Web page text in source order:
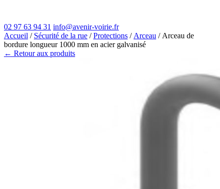
02 97 63 94 31 info@avenir-voirie.fr
Accueil / Sécurité de la rue /Protections / Arceau / Arceau de
bordure longueur 1000 mm en acier galvanisé
← Retour aux produits